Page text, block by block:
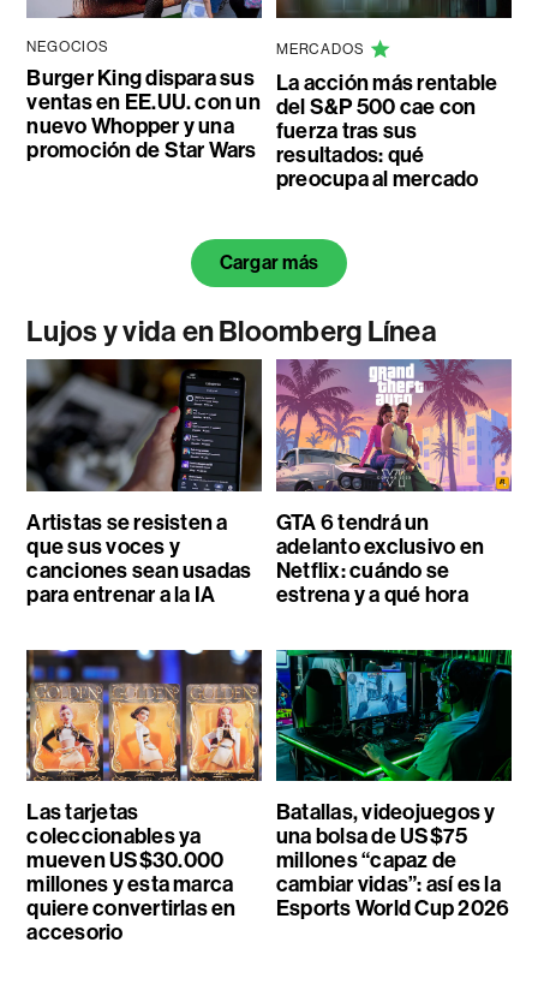
NEGOCIOS
Burger King dispara sus
ventas en EE.UU. con un
nuevo Whopper y una
promoción de Star Wars
MERCADOS
La acción más rentable
del S&P 500 cae con
fuerza tras sus
resultados: qué
preocupa al mercado
Cargar más
Lujos y vida en Bloomberg Línea
Artistas se resisten a
que sus voces y
canciones sean usadas
para entrenar a la IA
GTA 6 tendrá un
adelanto exclusivo en
Netflix: cuándo se
estrena y a qué hora
Las tarjetas
coleccionables ya
mueven US$30.000
millones y esta marca
quiere convertirlas en
accesorio
Batallas, videojuegos y
una bolsa de US$75
millones “capaz de
cambiar vidas”: así es la
Esports World Cup 2026